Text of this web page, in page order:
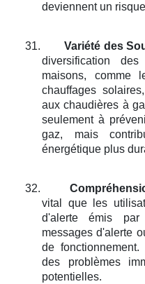
deviennent un
31. Variété des
diversification
maisons, comme
chauffages
aux chaudières à
seulement à
gaz, mais
énergétique plus
32.
vital que les
d'alerte émis
messages d'alerte
de
des problèmes
potentielles.